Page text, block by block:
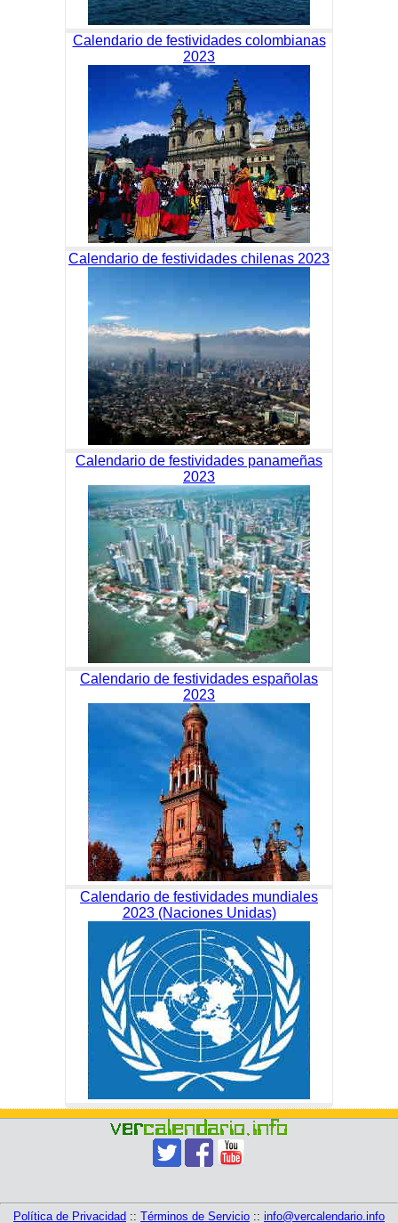
Calendario de festividades colombianas
2023
Calendario de festividades chilenas 2023
Calendario de festividades panameñas
2023
Calendario de festividades españolas
2023
Calendario de festividades mundiales
2023 (Naciones Unidas)
Política de Privacidad :: Términos de Servicio :: info@vercalendario.info